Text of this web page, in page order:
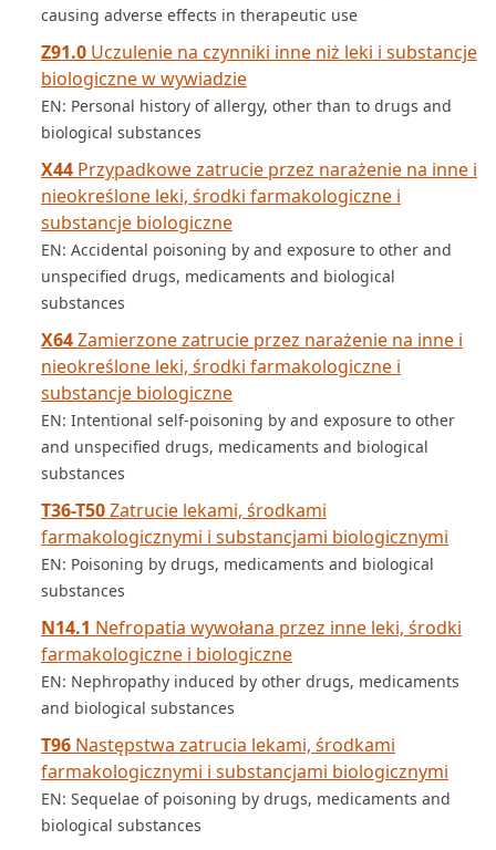
causing adverse effects in therapeutic use
Z91.0 Uczulenie na czynniki inne niż leki i substancje
biologiczne w wywiadzie
EN: Personal history of allergy, other than to drugs and
biological substances
X44 Przypadkowe zatrucie przez narażenie na inne i
nieokreślone leki, środki farmakologiczne i
substancje biologiczne
EN: Accidental poisoning by and exposure to other and
unspecified drugs, medicaments and biological
substances
X64Zamierzone zatrucie przez narażenie na inne i
nieokreślone leki, środki farmakologiczne i
substancje biologiczne
EN: Intentional self-poisoning by and exposure to other
and unspecified drugs, medicaments and biological
substances
T36-T50Zatrucie lekami, środkami
farmakologicznymi i substancjami biologicznymi
EN: Poisoning by drugs, medicaments and biological
substances
N14.1 Nefropatia wywołana przez inne leki, środki
farmakologiczne i biologiczne
EN: Nephropathy induced by other drugs, medicaments
and biological substances
T96 Następstwa zatrucia lekami, środkami
farmakologicznymi i substancjami biologicznymi
EN: Sequelae of poisoning by drugs, medicaments and
biological substances